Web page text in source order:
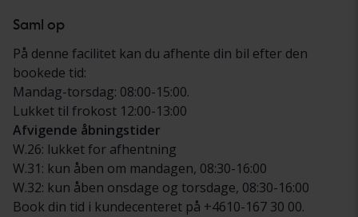
Saml op
På denne facilitet kan du afhente din bil efter den
bookede tid:
Mandag-torsdag: 08:00-15:00.
Lukket til frokost 12:00-13:00
Afvigende åbningstider
W.26: lukket for afhentning
W.31: kun åben om mandagen, 08:30-16:00
W.32: kun åben onsdage og torsdage, 08:30-16:00
Book din tid i kundecenteret på +4610-167 30 00.